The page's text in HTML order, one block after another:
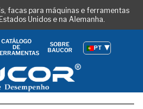
facas para máquinas e ferramentas
Unidos e na Alemanha.
CATÁLOGO
DE
SOBRE
BAUCOR
PT